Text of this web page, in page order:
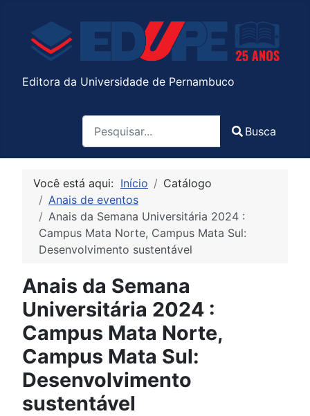
Editora da Universidade de Pernambuco
Busca
Você está aqui: Início
Catálogo
Anais de eventos
Anais da Semana Universitária 2024 :
Campus Mata Norte, Campus Mata Sul:
Desenvolvimento sustentável
Anais da Semana
Universitária 2024 :
Campus Mata Norte,
Campus Mata Sul:
Desenvolvimento
sustentável